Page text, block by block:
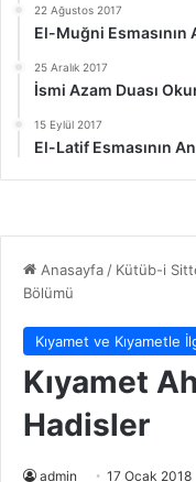
22 Ağustos 2017
El-Muğni Esmasının
25 Aralık 2017
İsmi Azam Duası
15 Eylül 2017
El-Latif Esmasının